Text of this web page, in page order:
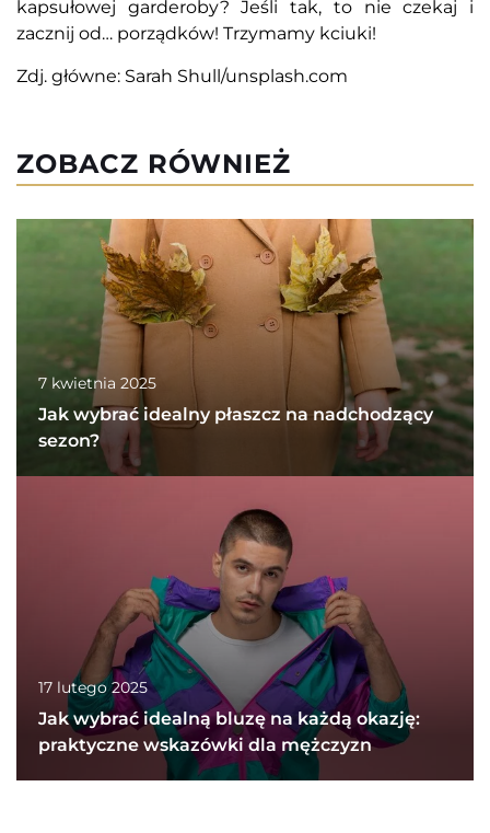
kapsułowej garderoby? Jeśli tak, to nie czekaj i
zacznij od… porządków! Trzymamy kciuki!
Zdj. główne: Sarah Shull/unsplash.com
ZOBACZ RÓWNIEŻ
7 kwietnia 2025
Jak wybrać idealny płaszcz na nadchodzący
sezon?
17 lutego 2025
Jak wybrać idealną bluzę na każdą okazję:
praktyczne wskazówki dla mężczyzn